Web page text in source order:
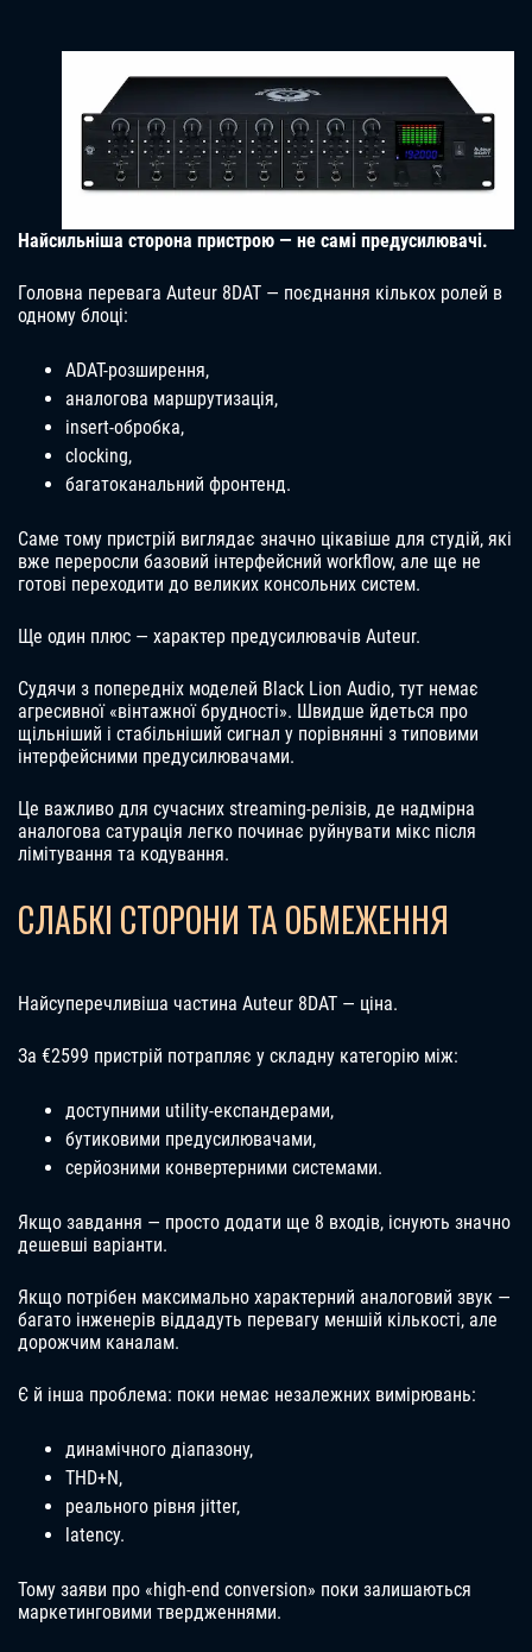
Найсильніша сторона пристрою — не самі предусилювачі.
Головна перевага Auteur 8DAT — поєднання кількох ролей в
одному блоці:
ADAT-розширення,
аналогова маршрутизація,
insert-обробка,
clocking,
багатоканальний фронтенд.
Саме тому пристрій виглядає значно цікавіше для студій, які
вже переросли базовий інтерфейсний workflow, але ще не
готові переходити до великих консольних систем.
Ще один плюс — характер предусилювачів Auteur.
Судячи з попередніх моделей Black Lion Audio, тут немає
агресивної «вінтажної брудності». Швидше йдеться про
щільніший і стабільніший сигнал у порівнянні з типовими
інтерфейсними предусилювачами.
Це важливо для сучасних streaming-релізів, де надмірна
аналогова сатурація легко починає руйнувати мікс після
лімітування та кодування.
СЛАБКІ СТОРОНИ ТА ОБМЕЖЕННЯ
Найсуперечливіша частина Auteur 8DAT — ціна.
За €2599 пристрій потрапляє у складну категорію між:
доступними utility-експандерами,
бутиковими предусилювачами,
серйозними конвертерними системами.
Якщо завдання — просто додати ще 8 входів, існують значно
дешевші варіанти.
Якщо потрібен максимально характерний аналоговий звук —
багато інженерів віддадуть перевагу меншій кількості, але
дорожчим каналам.
Є й інша проблема: поки немає незалежних вимірювань:
динамічного діапазону,
THD+N,
реального рівня jitter,
latency.
Тому заяви про «high-end conversion» поки залишаються
маркетинговими твердженнями.